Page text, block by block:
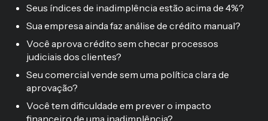
Seus índices de inadimplência estão acima de 4%?
Sua empresa ainda faz análise de crédito manual?
Você aprova crédito sem checar processos
judiciais dos clientes?
Seu comercial vende sem uma política clara de
aprovação?
Você tem dificuldade em prever o impacto